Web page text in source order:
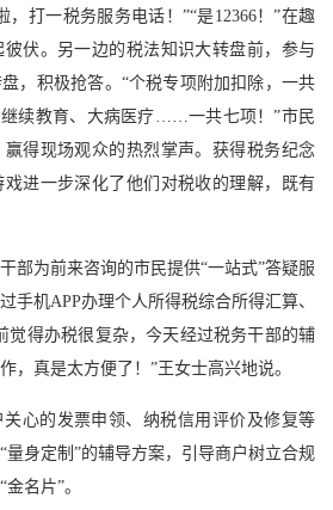
，打一税务服务电话！”“是12366！”在趣
伏。另一边的税法知识大转盘前，参与
，积极抢答。“个税专项附加扣除，一共
继续教育、大病医疗……一共七项！”市民
得现场观众的热烈掌声。获得税务纪念
进一步深化了他们对税收的理解，既有
部为前来咨询的市民提供“一站式”答疑服
手机APP办理个人所得税综合所得汇算、
觉得办税很复杂，今天经过税务干部的辅
，真是太方便了！”王女士高兴地说。
心的发票申领、纳税信用评价及修复等
量身定制”的辅导方案，引导商户树立合规
名片”。